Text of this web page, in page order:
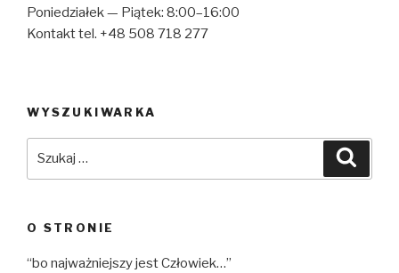
Poniedziałek — Piątek: 8:00–16:00
Kontakt tel. +48 508 718 277
WYSZUKIWARKA
O STRONIE
“bo najważniejszy jest Człowiek…”